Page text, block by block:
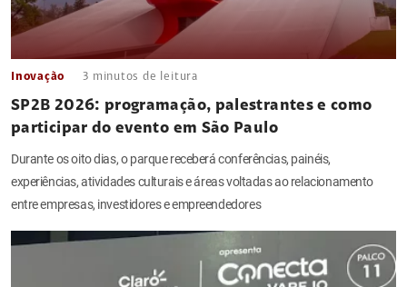
Inovação 3 minutos de leitura
SP2B 2026: programação, palestrantes e como
participar do evento em São Paulo
Durante os oito dias, o parque receberá conferências, painéis,
experiências, atividades culturais e áreas voltadas ao relacionamento
entre empresas, investidores e empreendedores